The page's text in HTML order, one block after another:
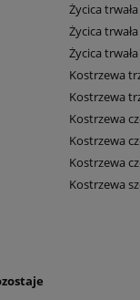
Życica trwała
Życica
Życica
Kostrzewa
Kostrzewa
Kostrzewa
Kostrzewa
Kostrzewa
Kostrzewa